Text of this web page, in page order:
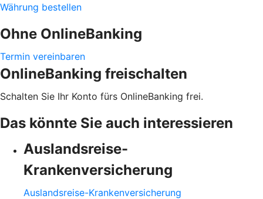
Währung bestellen
Ohne OnlineBanking
Termin vereinbaren
OnlineBanking freischalten
Schalten Sie Ihr Konto fürs OnlineBanking frei.
Das könnte Sie auch interessieren
Auslandsreise-
Krankenversicherung
Auslandsreise-Krankenversicherung